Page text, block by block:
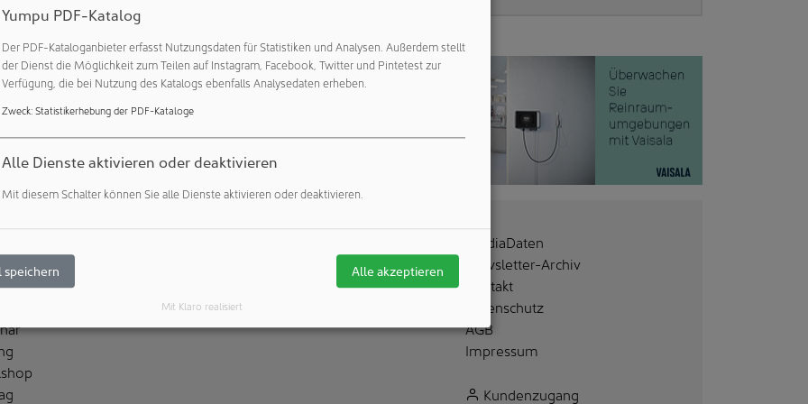
MediaDaten
Newsletter-Archiv
Kontakt
Datenschutz
AGB
Impressum
Kundenzugang
Yumpu PDF-Katalog
Der PDF-Kataloganbieter erfasst Nutzungsdaten für Statistiken und Analysen. Außerdem stellt
der Dienst die Möglichkeit zum Teilen auf Instagram, Facebook, Twitter und Pintetest zur
Verfügung, die bei Nutzung des Katalogs ebenfalls Analysedaten erheben.
Zweck: Statistikerhebung der PDF-Kataloge
Alle Dienste aktivieren oder deaktivieren
Mit diesem Schalter können Sie alle Dienste aktivieren oder deaktivieren.
speichern Alle akzeptieren
Mit Klaro realisiert